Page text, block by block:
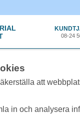
08-24
att
in och analysera